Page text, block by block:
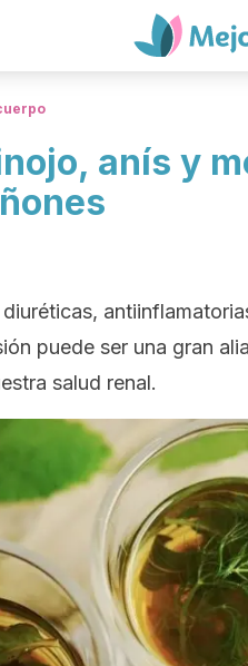
anís y
puede ser una gran
salud renal.